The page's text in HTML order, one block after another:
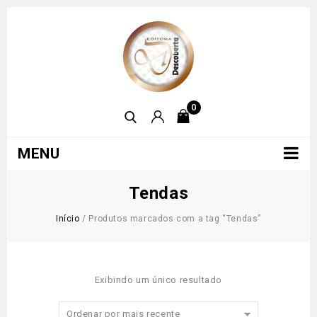
0
MENU
Tendas
Início / Produtos marcados com a tag “Tendas”
Exibindo um único resultado
Ordenar por mais recente